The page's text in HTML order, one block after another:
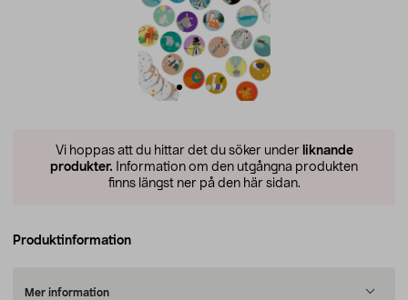
Vi hoppas att du hittar det du söker under liknande
produkter. Information om den utgångna produkten
finns längst ner på den här sidan.
Produktinformation
Mer information